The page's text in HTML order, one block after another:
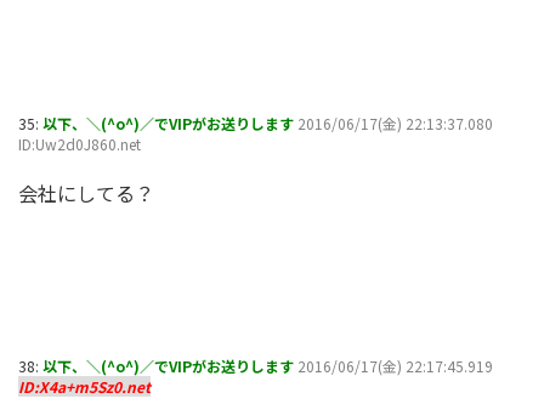
35: 以下、＼(^o^)／でVIPがお送りします 2016/06/17(金) 22:13:37.080
ID:Uw2d0J860.net
会社にしてる？
38: 以下、＼(^o^)／でVIPがお送りします 2016/06/17(金) 22:17:45.919
ID:X4a+m5Sz0.net